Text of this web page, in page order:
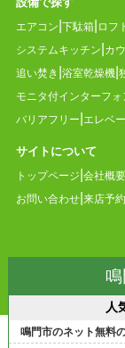
エアコン 下駄箱 ロフ
システムキッチン カ
追い焚き 浴室乾燥機
モニタ付インターフォ
バリアフリー エレベ
サイトについて
トップページ 会社概要
お問い合わせ 来店予約
人
鳴門市のネット無料